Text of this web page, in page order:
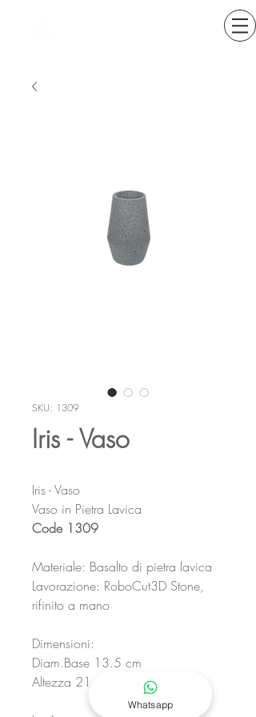
SKU: 1309
Iris - Vaso
Iris - Vaso
Vaso in Pietra Lavica
Code 1309
Materiale: Basalto di pietra lavica
Lavorazione: RoboCut3D Stone,
rifinito a mano
Dimensioni:
Diam.Base 13.5 cm
Altezza 21 cm
Whatsapp